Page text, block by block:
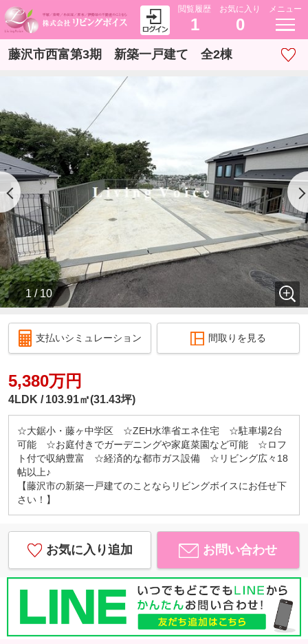
閲覧履歴
1
お気に入り
0
メニュー
藤沢市西富第3期 新築一戸建て 全2棟
1 / 10
支払いシミュレーション 間取りを見る
5,380万円
4LDK 103.91㎡(31.43坪)
☆大鋸小・藤ヶ中学区 ☆ZEH水準省エネ住宅 ☆駐車場2台
可能 ☆お庭付きでガーデニングや家庭菜園など可能 ☆ロフ
ト付で収納豊富 ☆経済的な都市ガス設備 ☆リビング広々18
帖以上♪
【藤沢市の新築一戸建てのことならリビングボイスにお任せ下
さい！】
お気に入り追加 お問い合わせ